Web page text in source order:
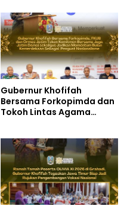
Cimahi
Gubernur Khofifah
Bersama Forkopimda dan
Tokoh Lintas Agama
serta Semangat
Kebangsaan